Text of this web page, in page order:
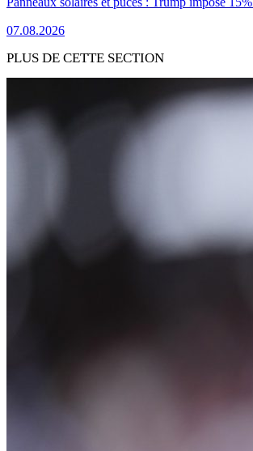
07.08.2026
PLUS DE CETTE SECTION